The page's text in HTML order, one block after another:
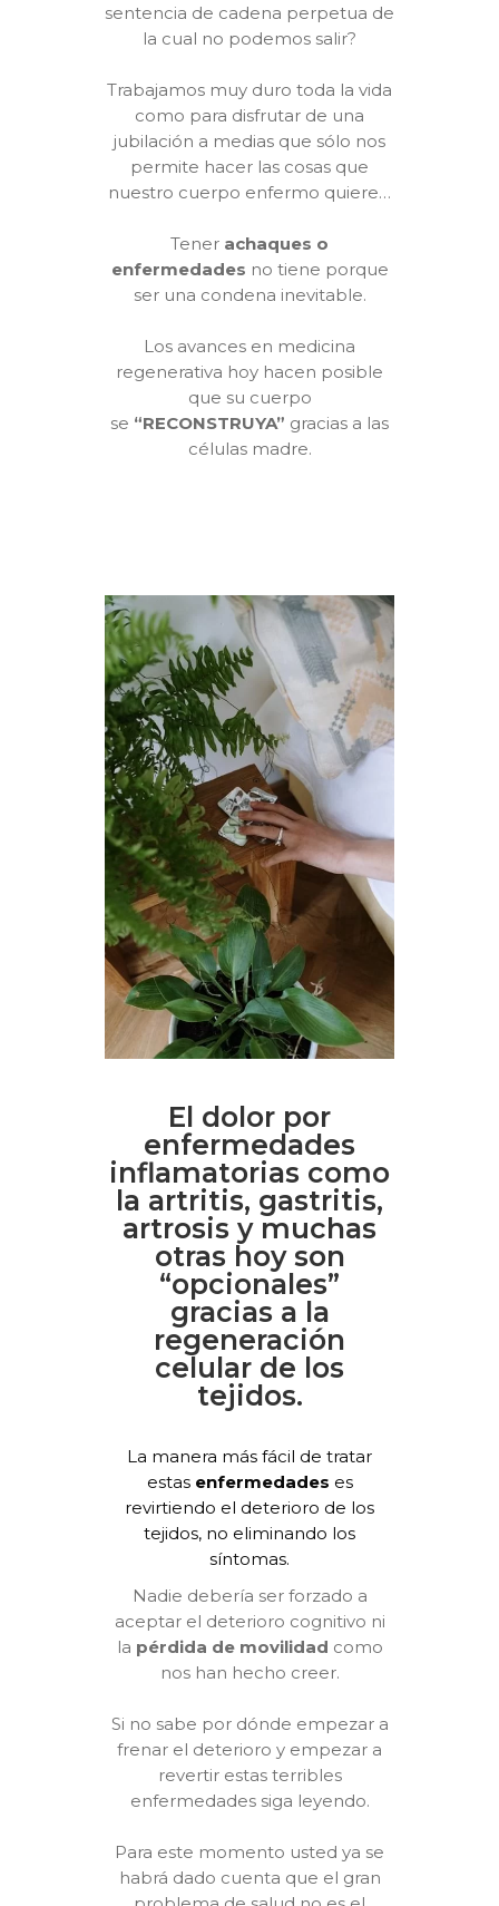
sentencia de cadena perpetua de
la cual no podemos salir?
Trabajamos muy duro toda la vida
como para disfrutar de una
jubilación a medias que sólo nos
permite hacer las cosas que
nuestro cuerpo enfermo quiere…
Tener achaques o
enfermedades no tiene porque
ser una condena inevitable.
Los avances en medicina
regenerativa hoy hacen posible
que su cuerpo
se “RECONSTRUYA” gracias a las
células madre.
El dolor por
enfermedades
inflamatorias como
la artritis, gastritis,
artrosis y muchas
otras hoy son
“opcionales”
gracias a la
regeneración
celular de los
tejidos.
La manera más fácil de tratar
estas enfermedades es
revirtiendo el deterioro de los
tejidos, no eliminando los
síntomas.
Nadie debería ser forzado a
aceptar el deterioro cognitivo ni
la pérdida de movilidad como
nos han hecho creer.
Si no sabe por dónde empezar a
frenar el deterioro y empezar a
revertir estas terribles
enfermedades siga leyendo.
Para este momento usted ya se
habrá dado cuenta que el gran